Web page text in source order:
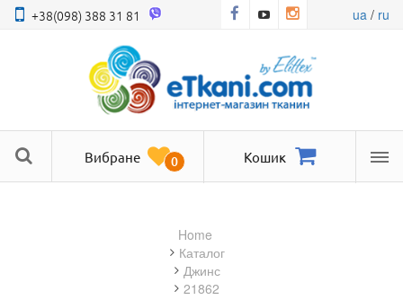
+38(098) 388 31 81 ua/ ru
Вибране 0 Кошик
Home
Каталог
джинс
21862